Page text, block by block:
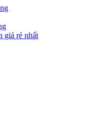
giá rẻ nhất